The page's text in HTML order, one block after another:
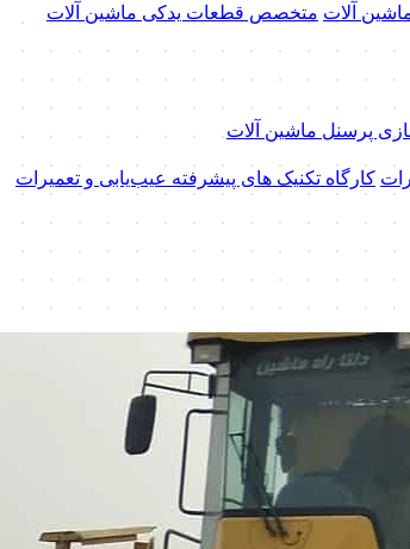
آلات متخصص قطعات یدکی ماشین آلات
پرسنل ماشین آلات
کارگاه تکنیک‌ های پیشرفته عیب‌یابی و تعمیرات